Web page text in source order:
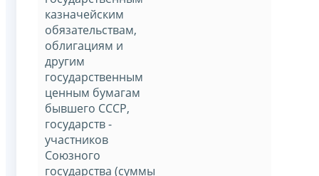
казначейским
обязательствам,
облигациям и
другим
государственным
ценным бумагам
бывшего СССР,
государств -
участников
Союзного
государства (суммы